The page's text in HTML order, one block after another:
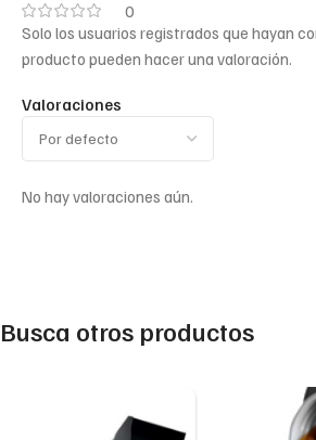
0
Valoraciones
No hay valoraciones aún.
Solo los usuarios registrados que hayan
producto pueden hacer una valoración.
Busca otros productos